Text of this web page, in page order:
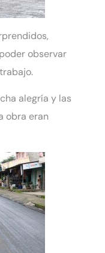
observar
alegría y las
obra eran